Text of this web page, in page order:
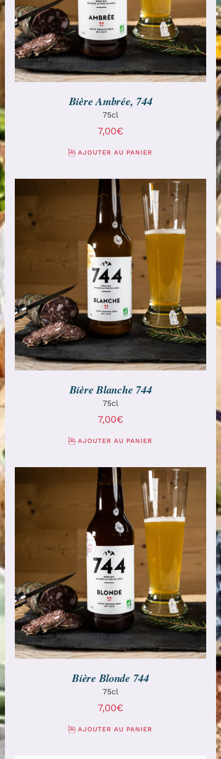
Bière Ambrée, 744
75cl
7,00€
AJOUTER AU PANIER
AJOUTER AU PANIER / DÉTAILS
Bière Blanche 744
75cl
7,00€
AJOUTER AU PANIER
AJOUTER AU PANIER / DÉTAILS
Bière Blonde 744
75cl
7,00€
AJOUTER AU PANIER